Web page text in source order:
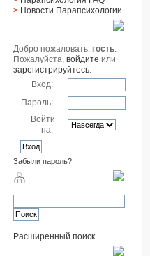
> Новости Парапсихологии
Добро пожаловать,гость.
Пожалуйста,войдите или
зарегистрируйтесь.
Вход:
Пароль:
Войти
на:
Забыли пароль?
Расширенный поиск